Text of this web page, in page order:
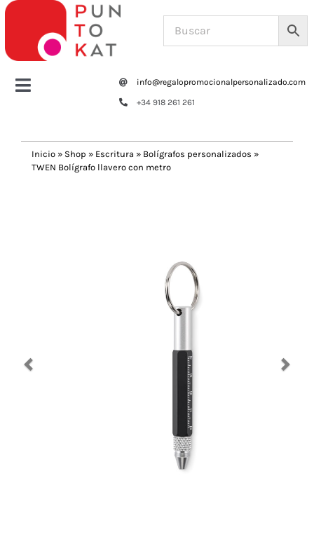
Saltar
contenido
Toggle
Tazas y botellas
Navidad 🎄 Invierno
info@regalopromocionalpersonalizado.com
+34 918 261 261
Inicio » Shop » Escritura » Bolígrafos personalizados »
TWEN Bolígrafo llavero con metro